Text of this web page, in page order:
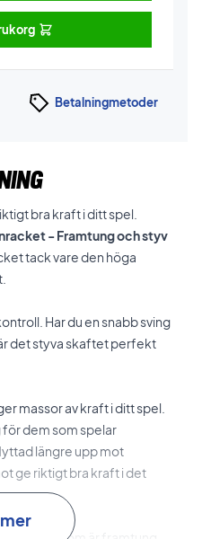
Betalningmetoder
bra kraft i ditt spel.
- Framtung och styv
tack vare den höga
Har du en snabb sving
det styva skaftet perfekt
massor av kraft i ditt spel.
dem som spelar
längre upp mot
ge riktigt bra kraft i det